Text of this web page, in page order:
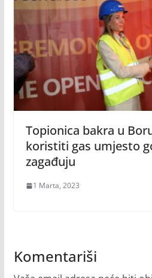
Topionica bakra u
koristiti gas umjesto
zagađuju
1 Marta, 2023
Komentariši